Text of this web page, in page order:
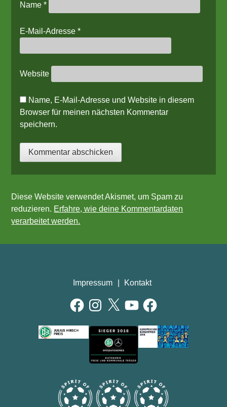
Name*
E-Mail-Adresse*
Website
Name, E-Mail-Adresse und Website in diesem
Browser für meinen nächsten Kommentar
speichern.
Diese Website verwendet Akismet, um Spam zu
reduzieren. Erfahre, wie deine Kommentardaten
verarbeitet werden.
Impressum Kontakt
FacebookInstagram
X YouTubeFacebook
AUSZEICHNUNGEN